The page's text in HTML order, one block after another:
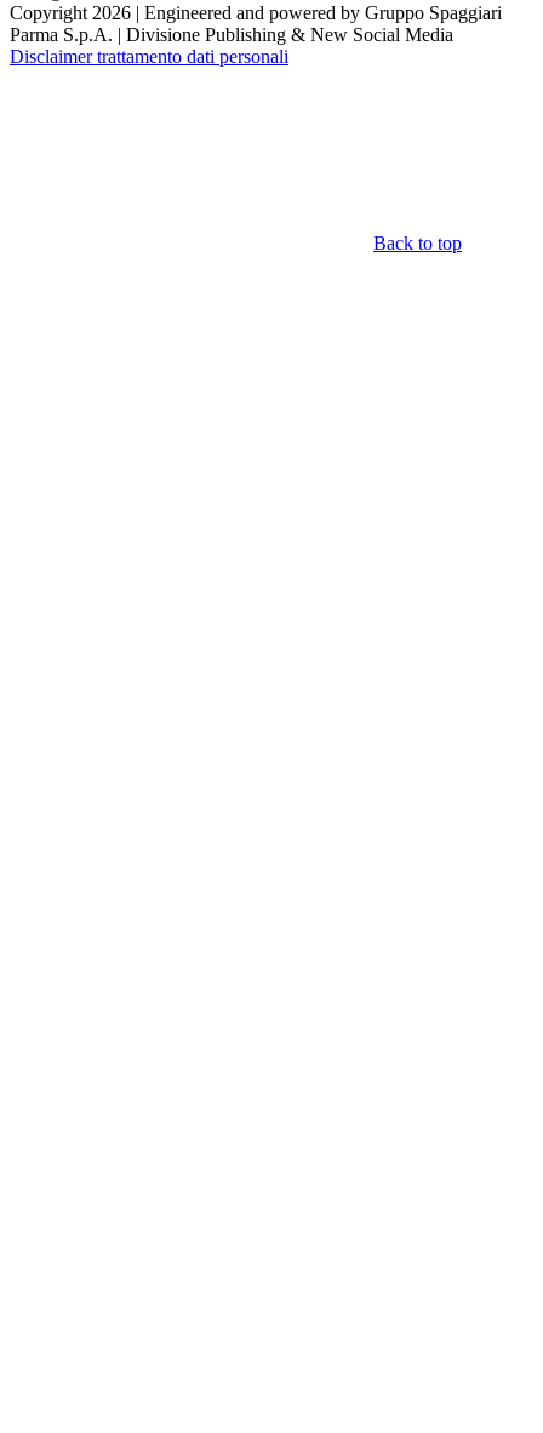
Copyright 2026 | Engineered and powered by Gruppo Spaggiari
Parma S.p.A. | Divisione Publishing & New Social Media
Disclaimer trattamento dati personali
Back to top